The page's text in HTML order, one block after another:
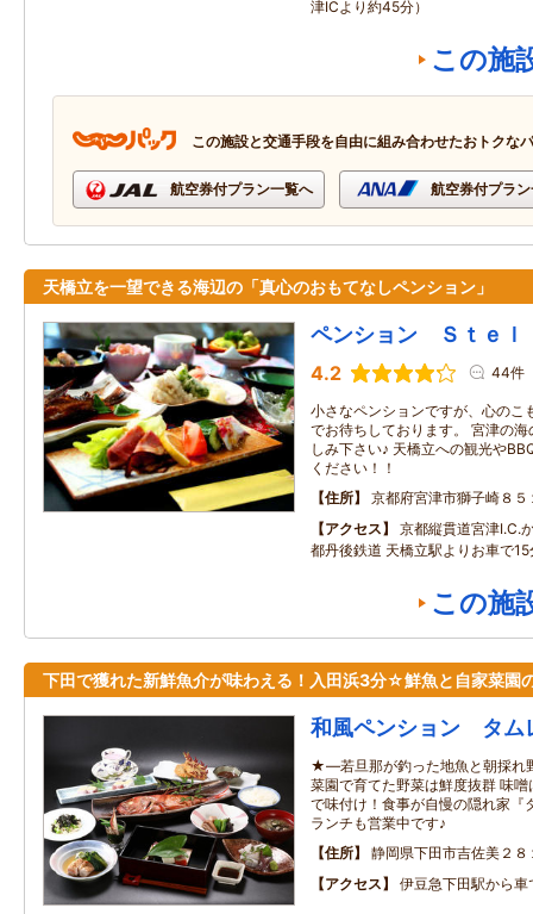
津ICより約45分）
この施
この施設と交通手段を自由に組み合わせたおトクな
航空券付プラン一覧へ 航空券付プラ
天橋立を一望できる海辺の「真心のおもてなしペンション」
ペンション Ｓｔｅｌ
4.2 44件
小さなペンションですが、心のこ
でお待ちしております。 宮津の
しみ下さい♪ 天橋立への観光や
ください！！
住所
京都府宮津市獅子崎８５
アクセス
京都縦貫道宮津I.C.
都丹後鉄道 天橋立駅よりお車で15
この施
下田で獲れた新鮮魚介が味わえる！入田浜3分☆鮮魚と自家菜園
和風ペンション タム
★―若旦那が釣った地魚と朝採
菜園で育てた野菜は鮮度抜群 味
で味付け！食事が自慢の隠れ家『
ランチも営業中です♪
住所
静岡県下田市吉佐美２８
アクセス
伊豆急下田駅から車